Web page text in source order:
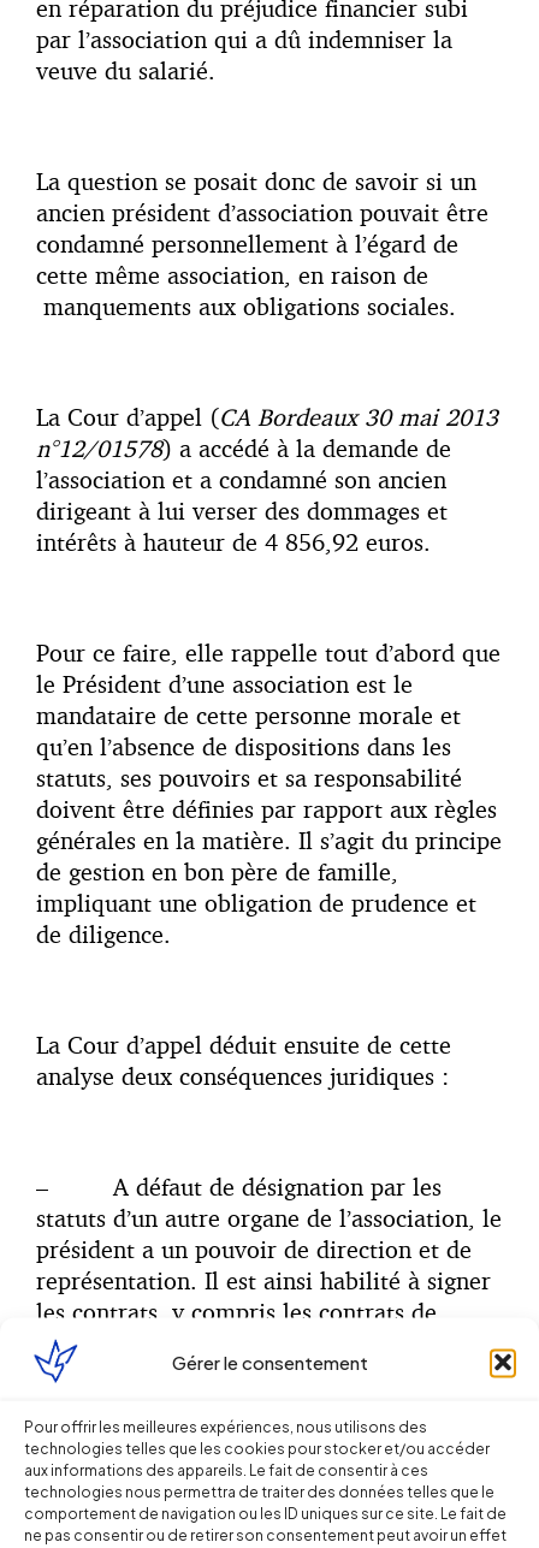
Gérer le consentement
Pour offrir les meilleures expériences, nous utilisons des
technologies telles que les cookies pour stocker et/ou accéder
aux informations des appareils. Le fait de consentir à ces
technologies nous permettra de traiter des données telles que le
comportement de navigation ou les ID uniques sur ce site. Le fait de
ne pas consentir ou de retirer son consentement peut avoir un effet
en réparation du préjudice financier subi
par l’association qui a dû indemniser la
veuve du salarié.
La question se posait donc de savoir si un
ancien président d’association pouvait être
condamné personnellement à l’égard de
cette même association, en raison de
manquements aux obligations sociales.
La Cour d’appel (CA Bordeaux 30 mai 2013
n°12/01578) a accédé à la demande de
l’association et a condamné son ancien
dirigeant à lui verser des dommages et
intérêts à hauteur de 4 856,92 euros.
Pour ce faire, elle rappelle tout d’abord que
le Président d’une association est le
mandataire de cette personne morale et
qu’en l’absence de dispositions dans les
statuts, ses pouvoirs et sa responsabilité
doivent être définies par rapport aux règles
générales en la matière. Il s’agit du principe
de gestion en bon père de famille,
impliquant une obligation de prudence et
de diligence.
La Cour d’appel déduit ensuite de cette
analyse deux conséquences juridiques :
– A défaut de désignation par les
statuts d’un autre organe de l’association, le
président a un pouvoir de direction et de
représentation. Il est ainsi habilité à signer
les contrats, y compris les contrats de
travail.
– Sur le fondement de l’article 1992
du Code civil (relatif au contrat de
mandat), le président peut engager sa